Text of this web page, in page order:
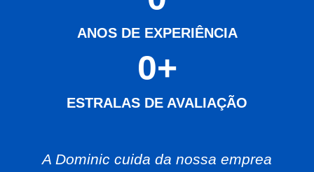
ANOS DE EXPERIÊNCIA
ESTRALAS DE AVALIAÇÃO
0+
A Dominic cuida da nossa emprea